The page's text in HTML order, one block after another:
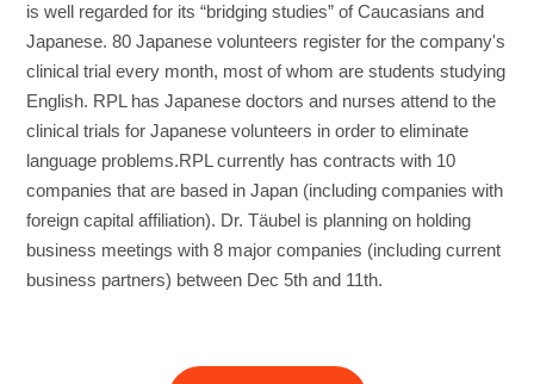
is well regarded for its “bridging studies” of Caucasians and
Japanese. 80 Japanese volunteers register for the company's
clinical trial every month, most of whom are students studying
English. RPL has Japanese doctors and nurses attend to the
clinical trials for Japanese volunteers in order to eliminate
language problems.RPL currently has contracts with 10
companies that are based in Japan (including companies with
foreign capital affiliation). Dr. Täubel is planning on holding
business meetings with 8 major companies (including current
business partners) between Dec 5th and 11th.